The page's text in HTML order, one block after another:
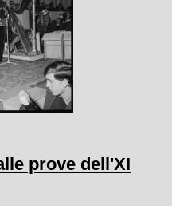
prove dell'XI